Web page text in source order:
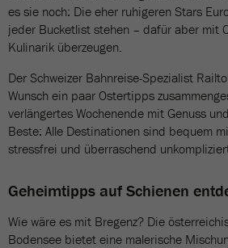
es sie noch: Die eher ruhigeren Stars
jeder Bucketlist stehen – dafür aber mit
Kulinarik überzeugen.
Der Schweizer Bahnreise-Spezialist
Wunsch ein paar Ostertipps
verlängertes Wochenende mit Genuss
Beste: Alle Destinationen sind bequem
stressfrei und überraschend
Geheimtipps auf Schienen
Wie wäre es mit Bregenz? Die
Bodensee bietet eine malerische